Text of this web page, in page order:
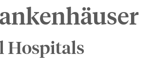
Hospitals